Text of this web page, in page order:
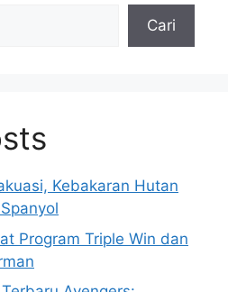
Cari
Kebakaran Hutan
Program Triple Win dan